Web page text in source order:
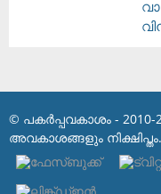
© പകർപ്പവകാശം -
അവകാശങ്ങളും നിക്ഷിപ്തം.